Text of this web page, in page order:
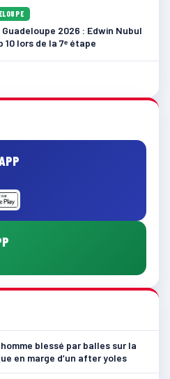
2026 : Edwin Nubul
10 lors de la 7ᵉ étape
blessé par balles sur la
en marge d’un after yoles